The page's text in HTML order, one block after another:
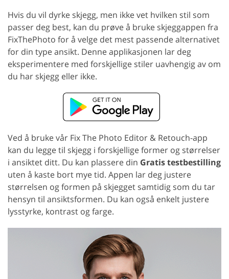
Hvis du vil dyrke skjegg, men ikke vet hvilken stil som
passer deg best, kan du prøve å bruke skjeggappen fra
FixThePhoto for å velge det mest passende alternativet
for din type ansikt. Denne applikasjonen lar deg
eksperimentere med forskjellige stiler uavhengig av om
du har skjegg eller ikke.
Ved å bruke vår Fix The Photo Editor & Retouch-app
kan du legge til skjegg i forskjellige former og størrelser
i ansiktet ditt. Du kan plassere din Gratis testbestilling
uten å kaste bort mye tid. Appen lar deg justere
størrelsen og formen på skjegget samtidig som du tar
hensyn til ansiktsformen. Du kan også enkelt justere
lysstyrke, kontrast og farge.